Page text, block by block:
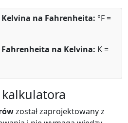
na Fahrenheita: °F =
na Kelvina: K =
kalkulatora
został zaprojektowany z